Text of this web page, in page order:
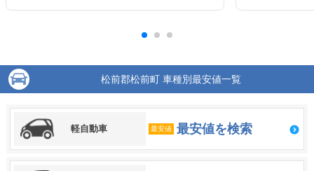
松前郡松前町 車種別最安値一覧
軽自動車 最安値 最安値を検索